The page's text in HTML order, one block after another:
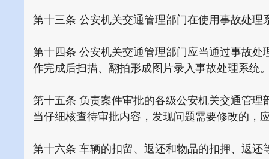
第十三条 公安机关交通管理部门在使用事故处
第十四条 公安机关交通管理部门应当通过事故
作完成后扫描、翻拍形成图片录入事故处理系统
第十五条 负责案件审批的各级公安机关交通管
当仔细核查待审批内容，发现问题需要修改的，
第十六条 车辆的扣留、返还和物品的扣押、返